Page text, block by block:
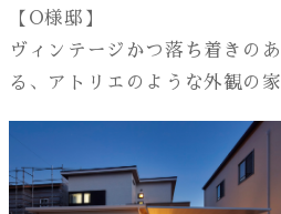
【O様邸】
ヴィンテージかつ落ち着きのあ
る、アトリエのような外観の家